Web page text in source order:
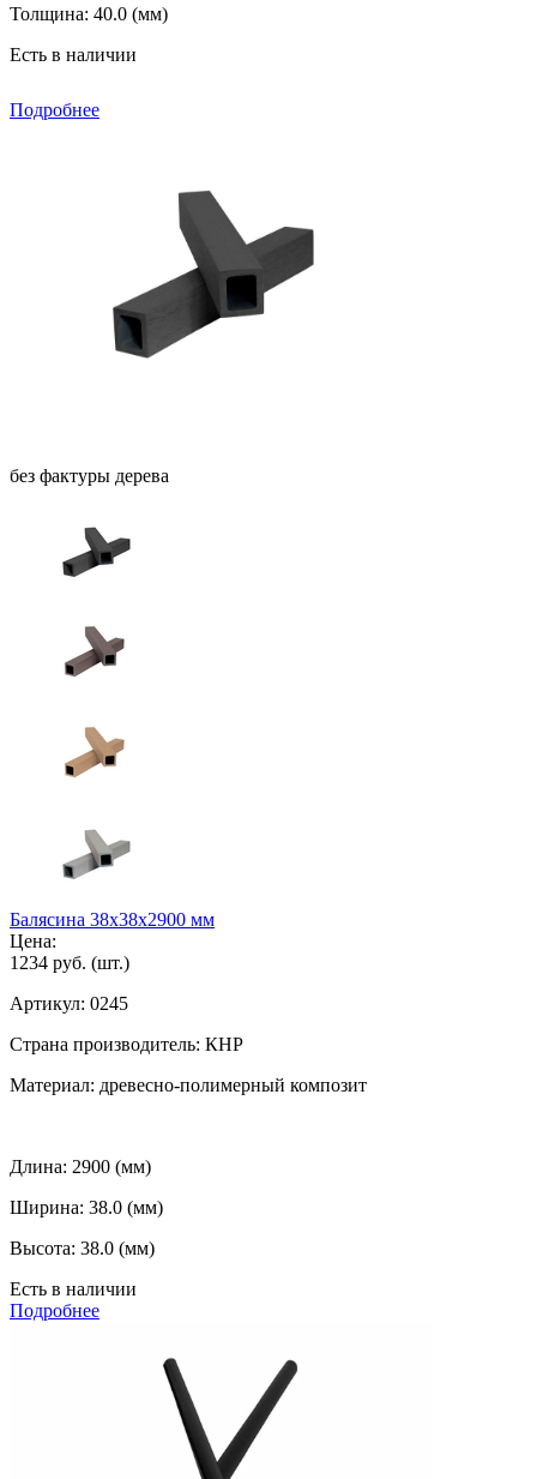
Толщина: 40.0 (мм)
Есть в наличии
Подробнее
без фактуры дерева
Балясина 38х38х2900 мм
Цена:
1234 руб. (шт.)
Артикул: 0245
Страна производитель: КНР
Материал: древесно-полимерный композит
Длина: 2900 (мм)
Ширина: 38.0 (мм)
Высота: 38.0 (мм)
Есть в наличии
Подробнее